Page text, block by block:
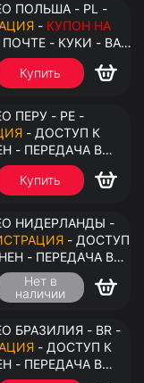
ПОЛЬША - PL -
- КУПОН НА
- КУКИ - ВАТ
Купить
ПЕРУ - PE -
- ДОСТУП К
- ПЕРЕДАЧА В
Купить
НИДЕРЛАНДЫ -
- ДОСТУП
- ПЕРЕДАЧА В
Нет в
наличии
БРАЗИЛИЯ - BR -
- ДОСТУП К
- ПЕРЕДАЧА В